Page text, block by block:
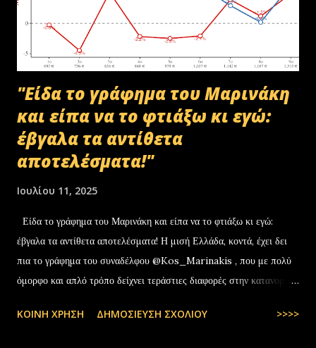
στο αρχείο αυτό δεν συμπεριλαμβάνονταν αρχειακό υλικό που είχε
κοινοποιηθεί ότι ελέγχεται και στο ψηφιακό αρχείο του ΟΠΕΚΕΠ...
"Είδα το γράφημα του Μαρινάκη
και είπα να το φτιάξω κι εγώ:
έβγαλα τα αντίθετα
αποτελέσματα!"
Ιουλίου 11, 2025
Είδα το γράφημα του Μαρινάκη και είπα να το φτιάξω κι εγώ:
έβγαλα τα αντίθετα αποτελέσματα! Η μισή Ελλάδα, κοντά, έχει δει
πια το γράφημα του συναδέλφου @Kos_Marinakis , που με πολύ
όμορφο και απλό τρόπο δείχνει τεράστιες διαφορές στην κατανομή
— Stefanos Tyros (@StefanosTyros) July 11, 2025
ΚΟΙΝΉ ΧΡΉΣΗ ΔΗΜΟΣΊΕΥΣΗ ΣΧΟΛΊΟΥ >>>>